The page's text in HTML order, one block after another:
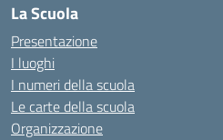
La Scuola
Presentazione
I luoghi
I numeri della scuola
Le carte della scuola
Organizzazione